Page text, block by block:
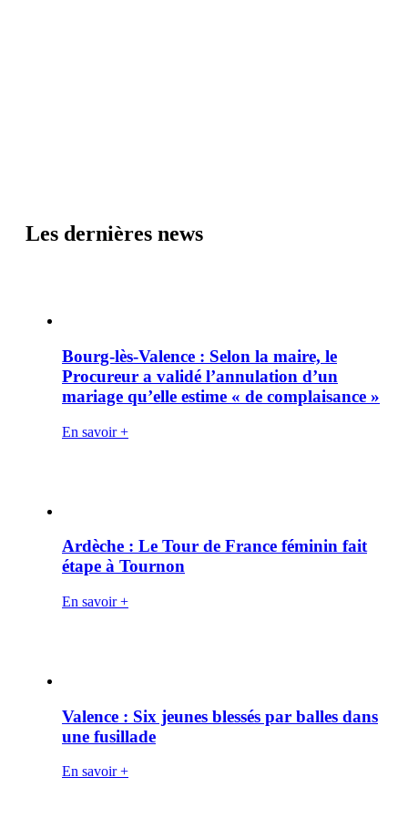
Les dernières news
Bourg-lès-Valence : Selon la maire, le
Procureur a validé l’annulation d’un
mariage qu’elle estime « de complaisance »
En savoir +
Ardèche : Le Tour de France féminin fait
étape à Tournon
En savoir +
Valence : Six jeunes blessés par balles dans
une fusillade
En savoir +